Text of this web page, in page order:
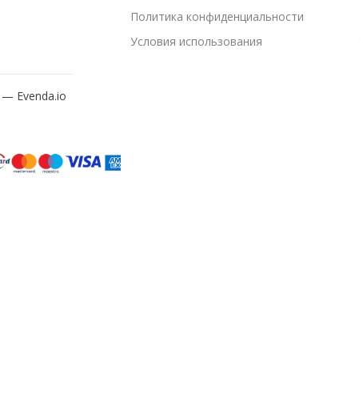
— Evenda.io
Политика конфиденциальности
Условия использования